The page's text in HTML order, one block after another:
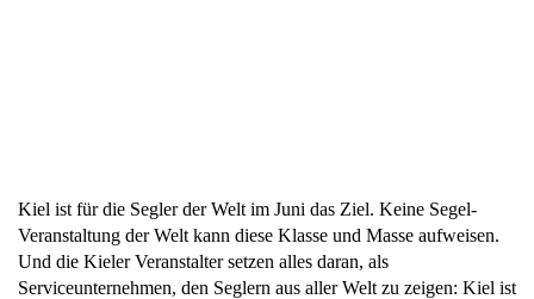
Kiel ist für die Segler der Welt im Juni das Ziel. Keine Segel-
Veranstaltung der Welt kann diese Klasse und Masse aufweisen.
Und die Kieler Veranstalter setzen alles daran, als
Serviceunternehmen, den Seglern aus aller Welt zu zeigen: Kiel ist